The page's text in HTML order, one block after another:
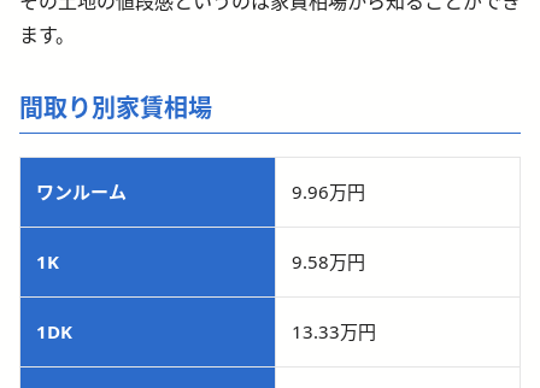
ます。
間取り別家賃相場
ワンルーム 9.96万円
1K 9.58万円
1DK 13.33万円